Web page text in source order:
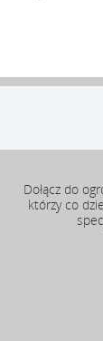
Dołącz do
którzy co